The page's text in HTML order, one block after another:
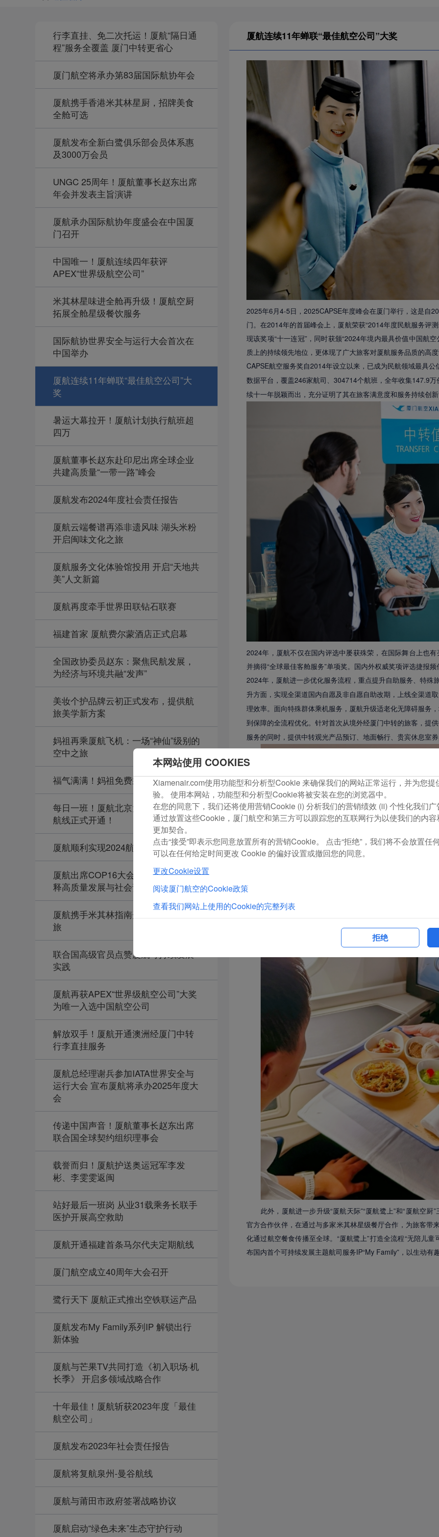
行李直挂、免二次托运！厦航“隔日通
程”服务全覆盖 厦门中转更省心
厦门航空将承办第83届国际航协年会
厦航携手香港米其林星厨，招牌美食
全舱可选
厦航发布全新白鹭俱乐部会员体系惠
及3000万会员
UNGC 25周年！厦航董事长赵东出席
年会并发表主旨演讲
厦航承办国际航协年度盛会在中国厦
门召开
中国唯一！厦航连续四年获评
APEX“世界级航空公司”
米其林星味进全舱再升级！厦航空厨
拓展全舱星级餐饮服务
国际航协世界安全与运行大会首次在
中国举办
厦航连续11年蝉联“最佳航空公司”大
奖
暑运大幕拉开！厦航计划执行航班超
四万
厦航董事长赵东赴印尼出席全球企业
共建高质量“一带一路”峰会
厦航发布2024年度社会责任报告
厦航云端餐谱再添非遗风味 湖头米粉
开启闽味文化之旅
厦航服务文化体验馆投用 开启“天地共
美”人文新篇
厦航再度牵手世界田联钻石联赛
福建首家 厦航费尔蒙酒店正式启幕
全国政协委员赵东：聚焦民航发展，
为经济与环境共融“发声”
美妆个护品牌云初正式发布，提供航
旅美学新方案
妈祖再乘厦航飞机：一场“神仙”级别的
空中之旅
福气满满！妈祖免费乘厦航航班进京
每日一班！厦航北京大兴—老挝万象
航线正式开通！
厦航顺利实现2024航空安全年
厦航出席COP16大会，以绿色行动诠
释高质量发展与社会责任
厦航携手米其林指南开启福建对味之
旅
联合国高级官员点赞厦航可持续发展
实践
厦航再获APEX“世界级航空公司”大奖
为唯一入选中国航空公司
解放双手！厦航开通澳洲经厦门中转
行李直挂服务
厦航总经理谢兵参加IATA世界安全与
运行大会 宣布厦航将承办2025年度大
会
传递中国声音！厦航董事长赵东出席
联合国全球契约组织理事会
载誉而归！厦航护送奥运冠军李发
彬、李雯雯返闽
站好最后一班岗 从业31载乘务长联手
医护开展高空救助
厦航开通福建首条马尔代夫定期航线
厦门航空成立40周年大会召开
鹭行天下 厦航正式推出空铁联运产品
厦航发布My Family系列IP 解锁出行
新体验
厦航与芒果TV共同打造《初入职场·机
长季》 开启多领域战略合作
十年最佳！厦航斩获2023年度「最佳
航空公司」
厦航发布2023年社会责任报告
厦航将复航泉州-曼谷航线
厦航与莆田市政府签署战略协议
厦航启动“绿色未来”生态守护行动
厦航连续11年蝉联“最佳航空公司”大奖
2025年6月4-5日，2025CAPSE年度峰会在厦门举行，这是自
门。在2014年的首届峰会上，厦航荣获“2014年度民航服务评
现该奖项“十一连冠”，同时获颁“2024年境内最具价值中国航
质上的持续领先地位，更体现了广大旅客对厦航服务品质的高
CAPSE航空服务奖自2014年设立以来，已成为民航领域最具
数据平台，覆盖246家航司、304714个航班，全年收集147.9
续十一年脱颖而出，充分证明了其在旅客满意度和服务持续创
2024年，厦航不仅在国内评选中屡获殊荣，在国际舞台上也
并摘得“全球最佳客舱服务”单项奖。国内外权威奖项评选捷报
2024年，厦航进一步优化服务流程，重点提升自助服务、特
升方面，实现全渠道国内自愿及非自愿自助改期，上线全渠道
理效率。面向特殊群体乘机服务，厦航升级适老化无障碍服务
到保障的全流程优化。针对首次从境外经厦门中转的旅客，提
服务的同时，提供中转观光产品预订、地面畅行、贵宾休息室
此外，厦航进一步升级“厦航天际”“厦航鹭上”和“厦航空
官方合作伙伴，在通过与多家米其林星级餐厅合作，为旅客带
化通过航空餐食传播至全球。“厦航鹭上”打造全流程“无陪儿
布国内首个可持续发展主题航司服务IP“My Family”，以生动
本网站使用 COOKIES
Xiamenair.com使用功能型和分析型Cookie 来确保我们的网站正常运行，并为您提
验。 使用本网站，功能型和分析型Cookie将被安装在您的浏览器中。
在您的同意下，我们还将使用营销Cookie (i) 分析我们的营销绩效 (ii) 个性化我们
通过放置这些Cookie，厦门航空和第三方可以跟踪您的互联网行为以使我们的内
更加契合。
点击“接受”即表示您同意放置所有的营销Cookie。 点击“拒绝”，我们将不会放置任
可以在任何给定时间更改 Cookie 的偏好设置或撤回您的同意。
更改Cookie设置
阅读厦门航空的Cookie政策
查看我们网站上使用的Cookie的完整列表
拒绝